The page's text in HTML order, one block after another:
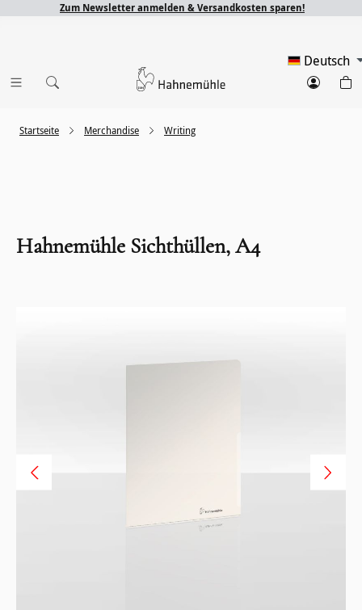
Zum Newsletter anmelden & Versandkosten sparen!
Deutsch
Writing
Merchandise
Startseite
Hahnemühle Sichthüllen, A4